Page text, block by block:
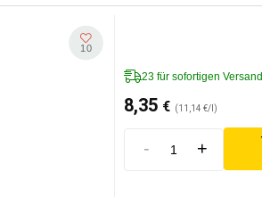
10
23 für sofortigen Versand
8,35 € (11,14 €/l)
- +